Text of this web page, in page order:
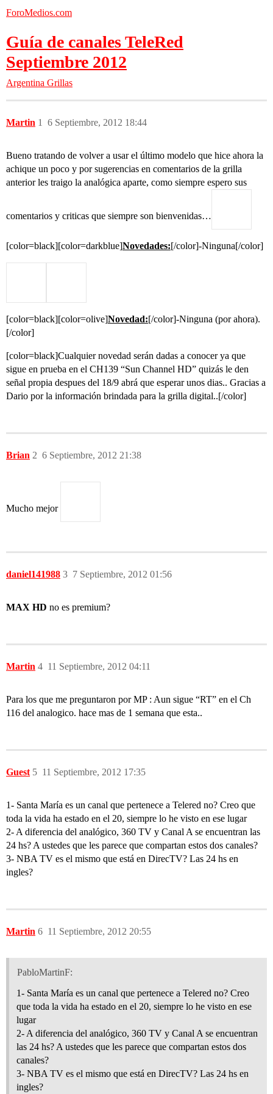
ForoMedios.com
Guía de canales TeleRed
Septiembre 2012
Argentina Grillas
Martin 6 Septiembre, 2012 18:44
1
Bueno tratando de volver a usar el último modelo que hice ahora la
achique un poco y por sugerencias en comentarios de la grilla
anterior les traigo la analógica aparte, como siempre espero sus
comentarios y criticas que siempre son bienvenidas…
[color=black][color=darkblue]Novedades:[/color]-Ninguna[/color]
[color=black][color=olive]Novedad:[/color]-Ninguna (por ahora).
[/color]
[color=black]Cualquier novedad serán dadas a conocer ya que
sigue en prueba en el CH139 “Sun Channel HD” quizás le den
señal propia despues del 18/9 abrá que esperar unos dias.. Gracias a
Dario por la información brindada para la grilla digital..[/color]
Brian 6 Septiembre, 2012 21:38
2
Mucho mejor
daniel141988 7 Septiembre, 2012 01:56
3
MAX HD no es premium?
Martin 11 Septiembre, 2012 04:11
4
Para los que me preguntaron por MP : Aun sigue “RT” en el Ch
116 del analogico. hace mas de 1 semana que esta..
Guest 11 Septiembre, 2012 17:35
5
1- Santa María es un canal que pertenece a Telered no? Creo que
toda la vida ha estado en el 20, siempre lo he visto en ese lugar
2- A diferencia del analógico, 360 TV y Canal A se encuentran las
24 hs? A ustedes que les parece que compartan estos dos canales?
3- NBA TV es el mismo que está en DirecTV? Las 24 hs en
ingles?
Martin 11 Septiembre, 2012 20:55
6
PabloMartinF:
1- Santa María es un canal que pertenece a Telered no? Creo
que toda la vida ha estado en el 20, siempre lo he visto en ese
lugar
2- A diferencia del analógico, 360 TV y Canal A se encuentran
las 24 hs? A ustedes que les parece que compartan estos dos
canales?
3- NBA TV es el mismo que está en DirecTV? Las 24 hs en
ingles?